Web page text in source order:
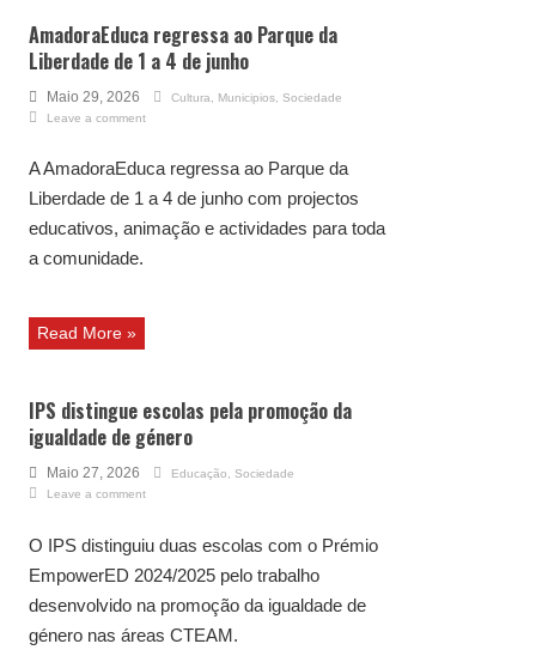
AmadoraEduca regressa ao Parque da
Liberdade de 1 a 4 de junho
Maio 29, 2026 Cultura Municipios Sociedade
Leave a comment
A AmadoraEduca regressa ao Parque da
Liberdade de 1 a 4 de junho com projectos
educativos, animação e actividades para toda
a comunidade.
Read More »
IPS distingue escolas pela promoção da
igualdade de género
Maio 27, 2026 Educação, Sociedade
Leave a comment
O IPS distinguiu duas escolas com o Prémio
EmpowerED 2024/2025 pelo trabalho
desenvolvido na promoção da igualdade de
género nas áreas CTEAM.